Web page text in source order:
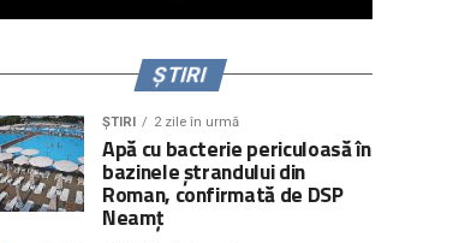
ȘTIRI
ȘTIRI 2 zile în urmă
Apă cu bacterie periculoasă în
bazinele ștrandului din
Roman, confirmată de DSP
Neamț